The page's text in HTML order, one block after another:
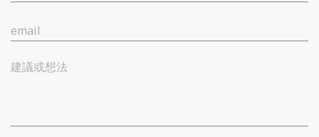
email
建議或想法